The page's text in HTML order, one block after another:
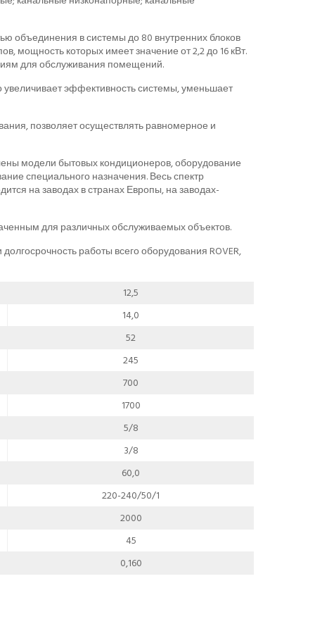
объединения в системы до 80 внутренних блоков
мощность которых имеет значение от 2,2 до 16 кВт.
для обслуживания помещений.
увеличивает эффективность системы, уменьшает
позволяет осуществлять равномерное и
модели бытовых кондиционеров, оборудование
специального назначения. Весь спектр
на заводах в странах Европы, на заводах-
для различных обслуживаемых объектов.
работы всего оборудования ROVER,
12,5
14,0
52
245
700
1700
5/8
3/8
60,0
220-240/50/1
2000
45
0,160